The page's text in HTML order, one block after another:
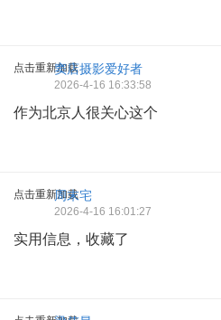
点击重新加载窦店摄影爱好者
2026-4-16 16:33:58
作为北京人很关心这个
点击重新加载
周末宅
2026-4-16 16:01:27
实用信息，收藏了